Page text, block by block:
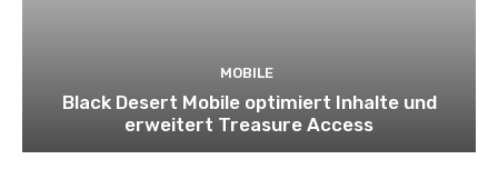
MOBILE
Black Desert Mobile optimiert Inhalte und
erweitert Treasure Access